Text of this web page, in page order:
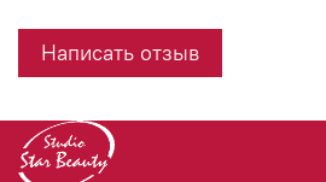
Написать отзыв